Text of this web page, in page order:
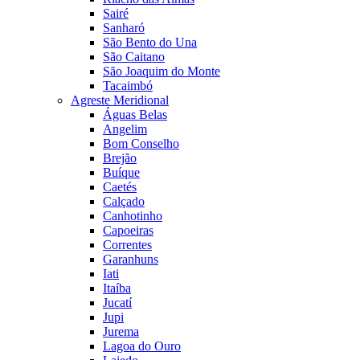
Sairé
Sanharó
São Bento do Una
São Caitano
São Joaquim do Monte
Tacaimbó
Agreste Meridional
Águas Belas
Angelim
Bom Conselho
Brejão
Buíque
Caetés
Calçado
Canhotinho
Capoeiras
Correntes
Garanhuns
Iati
Itaíba
Jucatí
Jupi
Jurema
Lagoa do Ouro